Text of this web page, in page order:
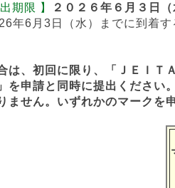
期限 】
２０２６年６月３日
年6月3日（水）までに到着
は、初回に限り、「ＪＥＩＴ
を申請と同時に提出ください
ません。いずれかのマークを